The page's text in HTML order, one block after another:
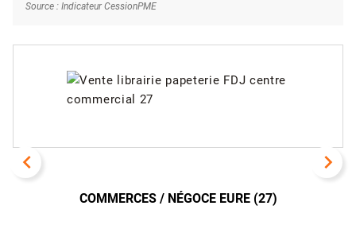
Source : Indicateur CessionPME
navigate_before navigate_next
COMMERCES / NÉGOCE EURE (27)